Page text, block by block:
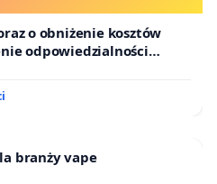
o obniżenie kosztów
odpowiedzialności
i sędziów
branży vape